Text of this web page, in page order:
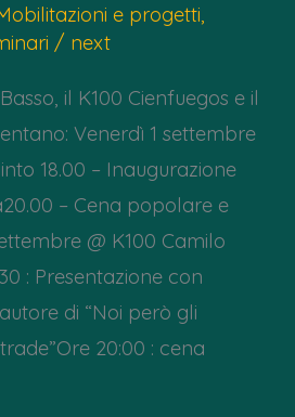
e progetti
/ next
il K100 Cienfuegos e il
Venerdì 1 settembre
18.00 – Inaugurazione
– Cena popolare e
@ K100 Camilo
: Presentazione con
di “Noi però gli
20:00 : cena